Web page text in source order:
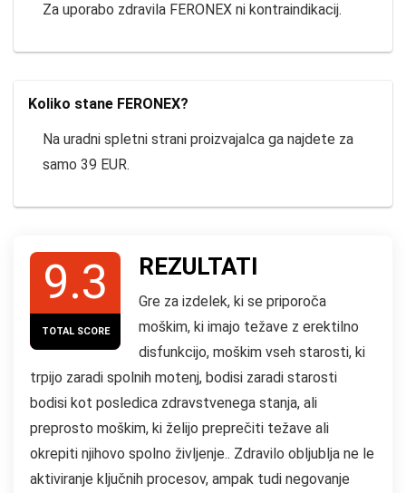
Za uporabo zdravila FERONEX ni kontraindikacij.
Koliko stane FERONEX?
Na uradni spletni strani proizvajalca ga najdete za
samo 39 EUR.
9.3
TOTAL SCORE
REZULTATI
Gre za izdelek, ki se priporoča
moškim, ki imajo težave z erektilno
disfunkcijo, moškim vseh starosti, ki
trpijo zaradi spolnih motenj, bodisi zaradi starosti
bodisi kot posledica zdravstvenega stanja, ali
preprosto moškim, ki želijo preprečiti težave ali
okrepiti njihovo spolno življenje.. Zdravilo obljublja ne le
aktiviranje ključnih procesov, ampak tudi negovanje